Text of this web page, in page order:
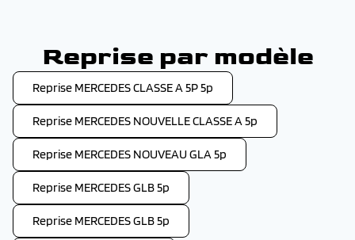
Reprise par modèle
Reprise MERCEDES CLASSE A 5P 5p
Reprise MERCEDES NOUVELLE CLASSE A 5p
Reprise MERCEDES NOUVEAU GLA 5p
Reprise MERCEDES GLB 5p
Reprise MERCEDES GLB 5p